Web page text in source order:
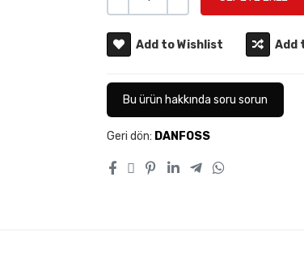
Add to Wishlist Add
Bu ürün hakkında soru sorun
Geri dön: DANFOSS